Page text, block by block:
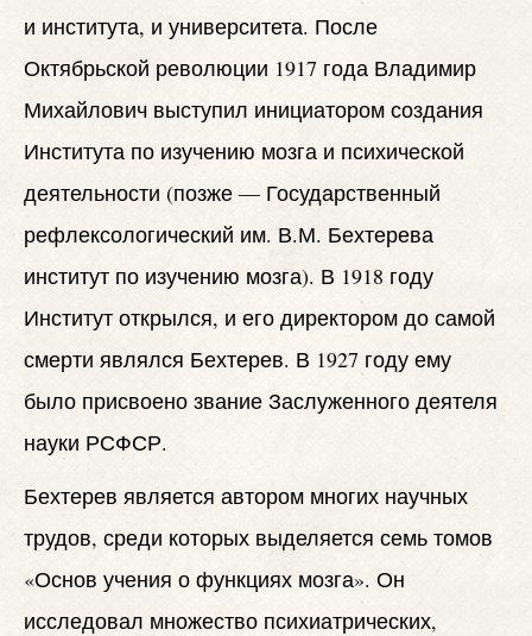
и института, и университета. После
Октябрьской революции 1917 года Владимир
Михайлович выступил инициатором создания
Института по изучению мозга и психической
деятельности (позже — Государственный
рефлексологический им. В.М. Бехтерева
институт по изучению мозга). В 1918 году
Институт открылся, и его директором до самой
смерти являлся Бехтерев. В 1927 году ему
было присвоено звание Заслуженного деятеля
науки РСФСР.
Бехтерев является автором многих научных
трудов, среди которых выделяется семь томов
«Основ учения о функциях мозга». Он
исследовал множество психиатрических,